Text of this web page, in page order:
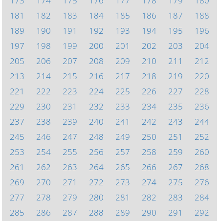
181
182 183 184 185 186 187
188
189
190 191 192 193 194 195
196
197
198 199 200 201 202 203
204
205
206 207 208 209 210 211
212
213
214 215 216 217 218 219
220
221
222 223 224 225 226 227
228
229
230 231 232 233 234 235
236
237
238 239 240 241 242 243
244
245
246 247 248 249 250 251
252
253
254 255 256 257 258 259
260
261
262 263 264 265 266 267
268
269
270 271 272 273 274 275
276
277
278 279 280 281 282 283
284
285
286 287 288 289 290 291
292